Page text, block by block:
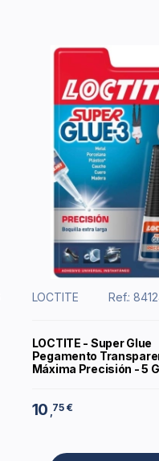
LOCTITE Ref.:
LOCTITE - Super Glue
Pegamento
Máxima Precisión - 5
10 ,75 €